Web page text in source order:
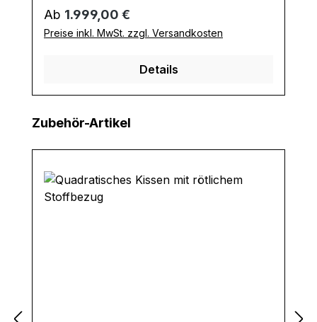
Regulärer Preis:
Ab 1.999,00 €
Preise inkl. MwSt. zzgl. Versandkosten
Details
Produktgalerie überspringen
Zubehör-Artikel